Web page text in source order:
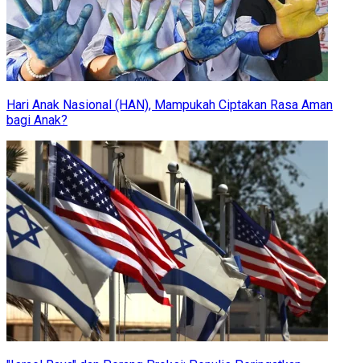
Hari Anak Nasional (HAN), Mampukah Ciptakan Rasa Aman
bagi Anak?